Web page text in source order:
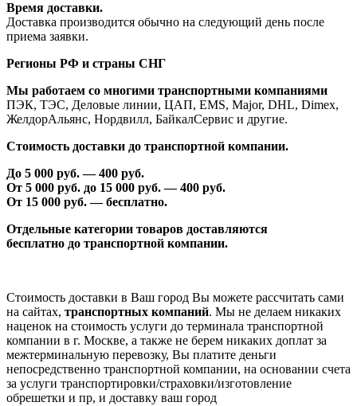
Время доставки.
Доставка производится обычно на следующий день после
приема заявки.
Регионы РФ и страны СНГ
Мы работаем со многими транспортными компаниями
ПЭК, ТЭС, Деловые линии, ЦАП, EMS, Major, DHL, Dimex,
ЖелдорАльянс, Нордвилл, БайкалСервис и другие.
Стоимость доставки до транспортной компании.
До 5 000 руб. —400 руб.
От 5 000 руб. до 15 000 руб. —400 руб.
От 15 000 руб. — бесплатно.
Отдельные категории товаров доставляются
бесплатно до транспортной компании.
Стоимость доставки в Ваш город Вы можете рассчитать сами
на сайтах, транспортных компаний. Мы не делаем никаких
наценок на стоимость услуги до терминала транспортной
компании в г. Москве, а также не берем никаких доплат за
межтерминальную перевозку, Вы платите деньги
непосредственно транспортной компании, на основании счета
за услуги транспортировки/страховки/изготовление
обрешетки и пр, и доставку ваш город